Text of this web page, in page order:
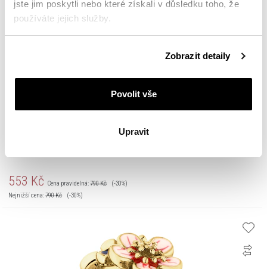
jste jim poskytli nebo které získali v důsledku toho, že
používáte jejich služby.
Zásadách ochrany osobních údajů
Zobrazit detaily
Povolit vše
Upravit
553 Kč Cena pravidelná:790Kč
(-30%)
Nejnižší cena:790Kč (-30%)